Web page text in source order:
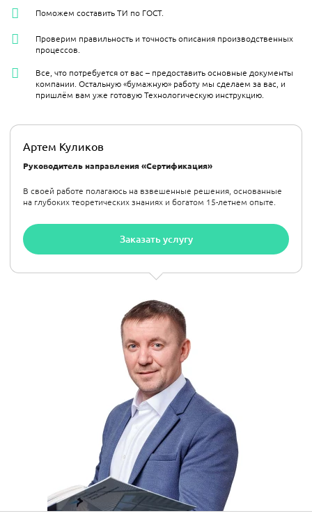
Артем Куликов
Руководитель направления «Сертификация»
В своей работе полагаюсь на взвешенные решения, основанные
на глубоких теоретических знаниях и богатом 15-летнем опыте.
Заказать услугу
Поможем составить ТИ по ГОСТ.
Проверим правильность и точность описания производственных
процессов.
Все, что потребуется от вас – предоставить основные документы
компании. Остальную «бумажную» работу мы сделаем за вас, и
пришлём вам уже готовую Технологическую инструкцию.